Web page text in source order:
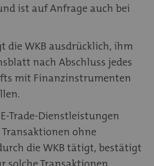
ist auf Anfrage auch bei
die WKB ausdrücklich, ihm
nach Abschluss jedes
mit Finanzinstrumenten
Trade-Dienstleistungen
ohne
die WKB tätigt, bestätigt